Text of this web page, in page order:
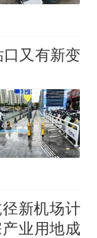
又有新变
新机场计
业用地成